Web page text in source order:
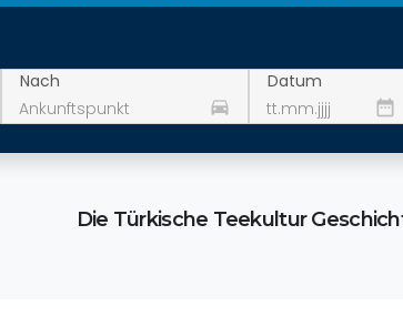
Nach
drive_eta
Datum
date_range
Die Türkische Teekultur